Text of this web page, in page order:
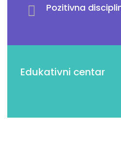
Pozitivna
Edukativni centar